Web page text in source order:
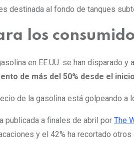
destinada al fondo de tanques
los
en EE.UU. se han disparado
de más del 50% desde el
de la gasolina está golpeando
publicada a finales de abril por The
y el 42% ha recortado